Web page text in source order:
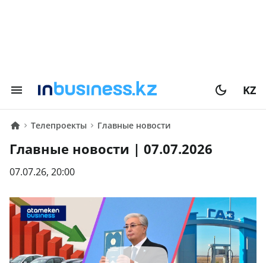
KZ
Телепроекты Главные новости
Главные новости | 07.07.2026
07.07.26, 20:00